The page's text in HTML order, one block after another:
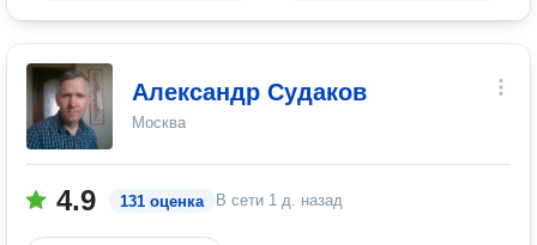
Александр Судаков
Москва
4.9 131 оценка В сети 1 д. назад